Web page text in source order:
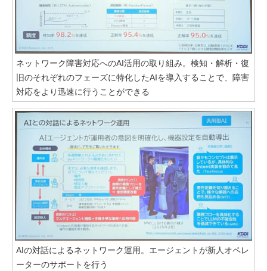
ネットワーク障害対応へのAI活用の取り組み。検知・解析・復
旧のそれぞれのフェーズに特化したAIを導入することで、障害
対応をより迅速に行うことができる
AIの対話によるネットワーク運用。エージェントが新人オペレ
ーターのサポートを行う